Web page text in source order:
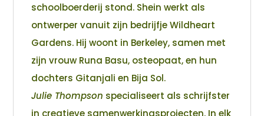
schoolboerderij stond. Shein werkt als
ontwerper vanuit zijn bedrijfje Wildheart
Gardens. Hij woont in Berkeley, samen met
zijn vrouw Runa Basu, osteopaat, en hun
dochters Gitanjali en Bija Sol.
Julie Thompson specialiseert als schrijfster
in creatieve samenwerkingsprojecten. In elk